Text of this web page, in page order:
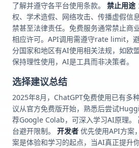
了解并遵守各平台使用条款。 禁止用途
权、学术造假、网络攻击、传播虚假信
禁甚至法律责任。免费服务通常禁止商
相应许可。API调用需遵守rate limit，
分国家和地区有AI使用相关法规，如欧
保持理性使用，AI是工具而非决策者。
选择建议总结
2025年8月，ChatGPT免费使用已有多
议从官方免费版开始，熟悉后尝试
荐Google Colab，可深入学习AI原理。
台避开限制。 开发者 优先使用API方案
案是体验和学习的起点，当AI真正提升